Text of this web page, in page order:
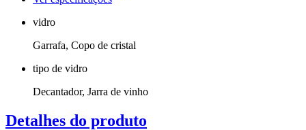
vidro
Garrafa, Copo de cristal
tipo de vidro
Decantador, Jarra de vinho
Detalhes do produto